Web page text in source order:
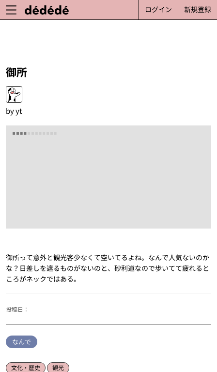
新規登録
ログイン
御所
byyt
御所って意外と観光客少なくて空いてるよね。なんで人気ないのか
な？日差しを遮るものがないのと、砂利道なので歩いてて疲れると
ころがネックではある。
投稿日：
なんで
文化・歴史 観光